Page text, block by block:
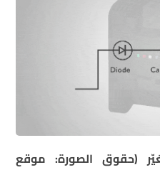
(حقوق الصورة: موقع